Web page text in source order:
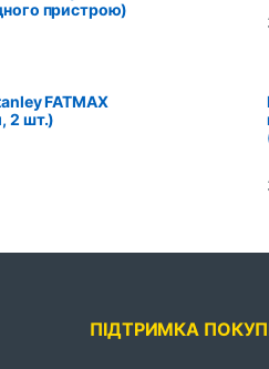
пристрою)
FATMAX
2 шт.)
ПІДТРИМКА